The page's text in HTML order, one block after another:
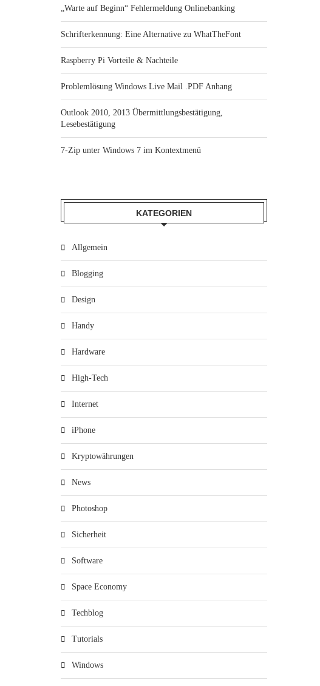
„Warte auf Beginn“ Fehlermeldung Onlinebanking
Schrifterkennung: Eine Alternative zu WhatTheFont
Raspberry Pi Vorteile & Nachteile
Problemlösung Windows Live Mail .PDF Anhang
Outlook 2010, 2013 Übermittlungsbestätigung,
Lesebestätigung
7-Zip unter Windows 7 im Kontextmenü
KATEGORIEN
Allgemein
Blogging
Design
Handy
Hardware
High-Tech
Internet
iPhone
Kryptowährungen
News
Photoshop
Sicherheit
Software
Space Economy
Techblog
Tutorials
Windows